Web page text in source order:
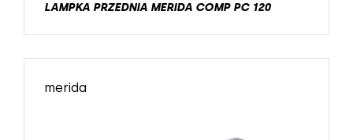
LAMPKA PRZEDNIA MERIDA COMP PC 120
merida